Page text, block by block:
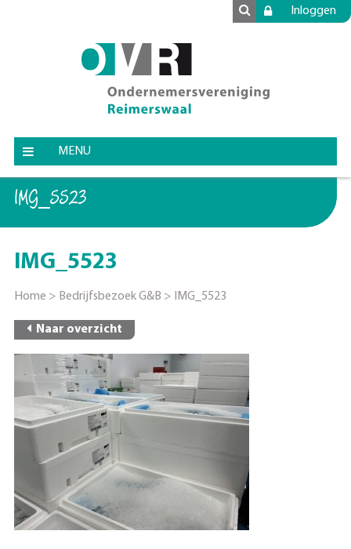
Inloggen
MENU
IMG_5523
IMG_5523
Home > Bedrijfsbezoek G&B > IMG_5523
Naar overzicht